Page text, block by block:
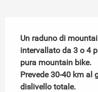
Un raduno di
intervallato da 3 o 4
pura mountain bike.
Prevede 30-40 km al
dislivello totale.